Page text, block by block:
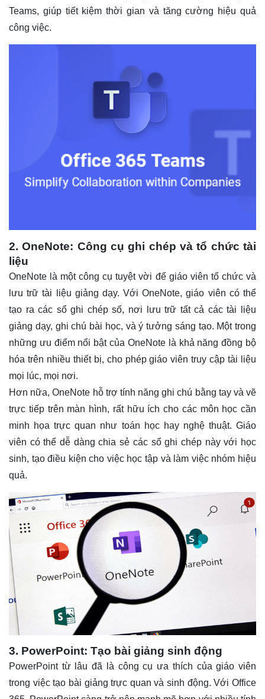
Teams, giúp tiết kiệm thời gian và tăng cường hiệu quả
công việc.
2. OneNote: Công cụ ghi chép và tổ chức tài
liệu
OneNote là một công cụ tuyệt vời để giáo viên tổ chức và
lưu trữ tài liệu giảng dạy. Với OneNote, giáo viên có thể
tạo ra các sổ ghi chép số, nơi lưu trữ tất cả các tài liệu
giảng dạy, ghi chú bài học, và ý tưởng sáng tạo. Một trong
những ưu điểm nổi bật của OneNote là khả năng đồng bộ
hóa trên nhiều thiết bị, cho phép giáo viên truy cập tài liệu
mọi lúc, mọi nơi.
Hơn nữa, OneNote hỗ trợ tính năng ghi chú bằng tay và vẽ
trực tiếp trên màn hình, rất hữu ích cho các môn học cần
minh họa trực quan như toán học hay nghệ thuật. Giáo
viên có thể dễ dàng chia sẻ các sổ ghi chép này với học
sinh, tạo điều kiện cho việc học tập và làm việc nhóm hiệu
quả.
3. PowerPoint: Tạo bài giảng sinh động
PowerPoint từ lâu đã là công cụ ưa thích của giáo viên
trong việc tạo bài giảng trực quan và sinh động. Với Office